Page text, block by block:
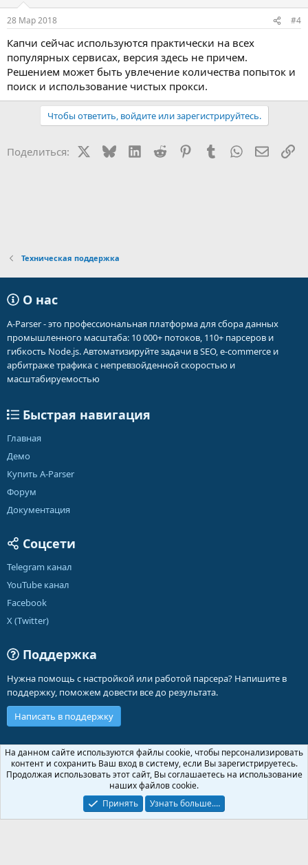
28 Мар 2018 #4
Капчи сейчас используются практически на всех
популярных сервисах, версия здесь не причем.
Решением может быть увлечение количества попыток и
поиск и использование чистых прокси.
Чтобы ответить, войдите или зарегистрируйтесь.
Поделиться: BlueskyLinkedIn
Reddit PinterestTumblr WhatsApp
Техническая поддержка
О нас
A-Parser - это профессиональная платформа для сбора данных
промышленного масштаба: 10 000+ потоков, 110+ парсеров и
гибкость Node.js. Автоматизируйте задачи в SEO, e-commerce и
арбитраже трафика с непревзойденной скоростью и
масштабируемостью
Быстрая навигация
Главная
Демо
Купить A-Parser
Форум
Документация
Соцсети
Telegram канал
YouTube канал
Facebook
X (Twitter)
Поддержка
Нужна помощь с настройкой или работой парсера? Напишите в
поддержку, поможем довести все до результата.
Написать в поддержку
Russian (RU)
Обратная связь
Условия и правила
Политика конфиденциальности
Помощь
Community platform by XenForo ® © 2010-2026 XenForo Ltd.
На данном сайте используются файлы cookie, чтобы персонализировать
контент и сохранить Ваш вход в систему, если Вы зарегистрируетесь.
Продолжая использовать этот сайт, Вы соглашаетесь на использование
наших файлов cookie.
Принять
Узнать больше.…